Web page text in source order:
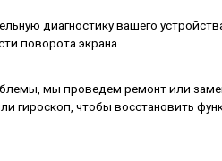
диагностику вашего
поворота экрана.
мы проведем ремонт или
гироскоп, чтобы восстановить